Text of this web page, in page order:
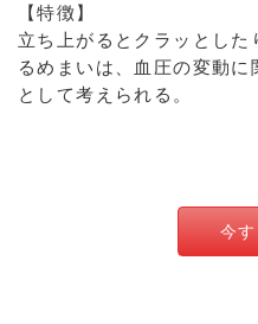
【特徴】
立ち上がるとクラッとし
るめまいは、血圧の変動
として考えられる。
今